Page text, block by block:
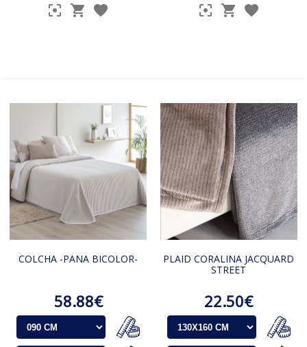
COLCHA -PANA BICOLOR-
58.88€
PLAID CORALINA JACQUARD
STREET
22.50€